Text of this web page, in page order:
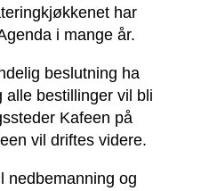
har
i mange år.
beslutning ha
alle bestillinger vil bli
Kafeen på
vil driftes videre.
nedbemanning og